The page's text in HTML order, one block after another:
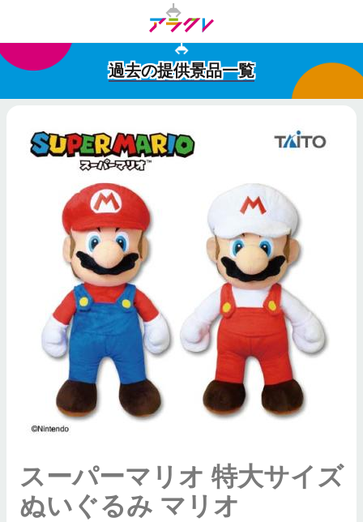
過去の提供景品一覧
スーパーマリオ 特大サイズ
ぬいぐるみ マリオ